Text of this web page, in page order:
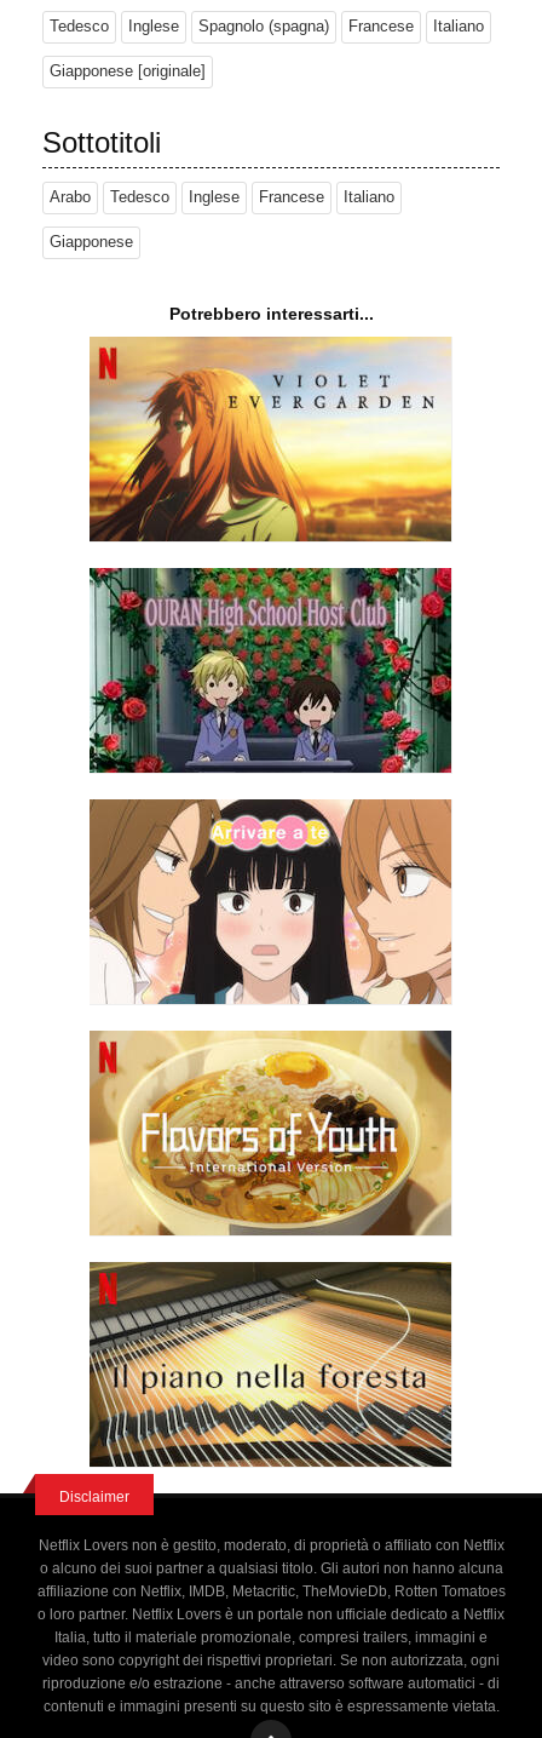
Tedesco Inglese Spagnolo (spagna) Francese Italiano
Giapponese [originale]
Sottotitoli
Arabo Tedesco Inglese Francese Italiano
Giapponese
Potrebbero interessarti...
Disclaimer
Netflix Lovers non è gestito, moderato, di proprietà o affiliato con Netflix
o alcuno dei suoi partner a qualsiasi titolo. Gli autori non hanno alcuna
affiliazione con Netflix, IMDB, Metacritic, TheMovieDb, Rotten Tomatoes
o loro partner. Netflix Lovers è un portale non ufficiale dedicato a Netflix
Italia, tutto il materiale promozionale, compresi trailers, immagini e
video sono copyright dei rispettivi proprietari. Se non autorizzata, ogni
riproduzione e/o estrazione - anche attraverso software automatici - di
contenuti e immagini presenti su questo sito è espressamente vietata.